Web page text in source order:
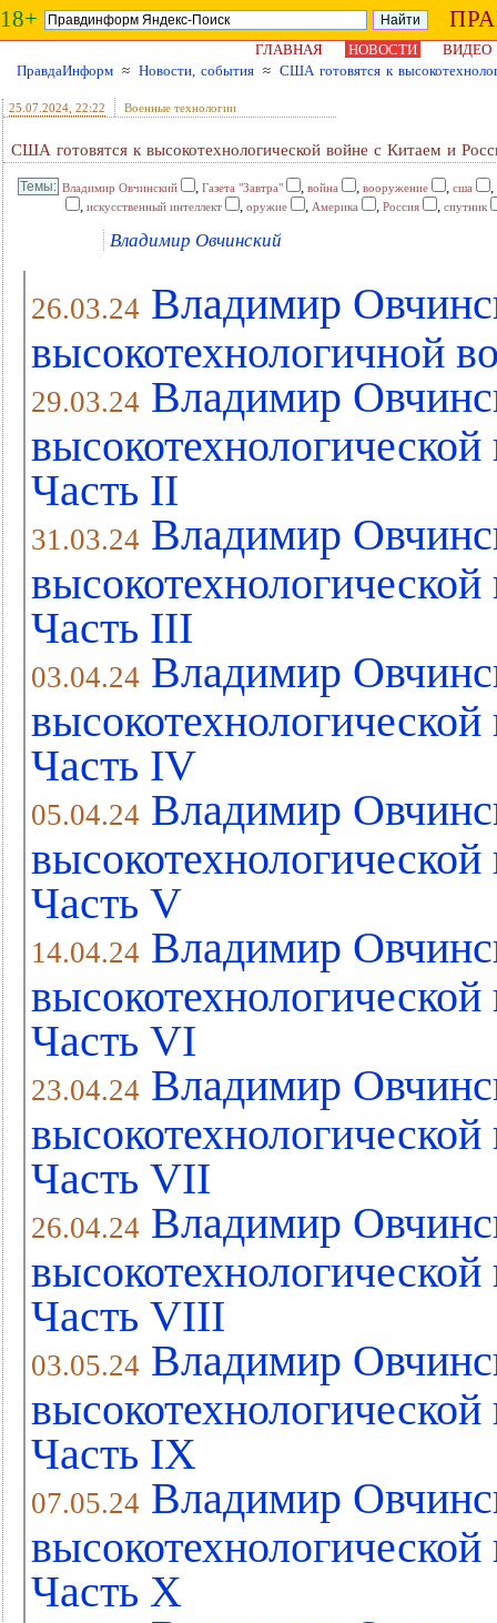
18+
ГЛАВНАЯ НОВОСТИ
ВИДЕО
ПравдаИнформ ≈ Новости, события ≈ США готовятся к
25.07.2024 , 22:22 Военные технологии
США готовятся к высокотехнологической войне с Китаем и
Владимир Овчинский , Газета "Завтра" , война , вооружение , сша
,
, искусственный интеллект , оружие , Америка , Россия , спутник
Владимир Овчинский
26.03.24 Владимир
высокотехнологичной
29.03.24 Владимир
Часть II
31.03.24 Владимир
Часть III
03.04.24 Владимир
Часть IV
05.04.24 Владимир
Часть V
14.04.24 Владимир
Часть VI
23.04.24 Владимир
Часть VII
26.04.24 Владимир
Часть VIII
03.05.24 Владимир
Часть IX
07.05.24 Владимир
Часть Х